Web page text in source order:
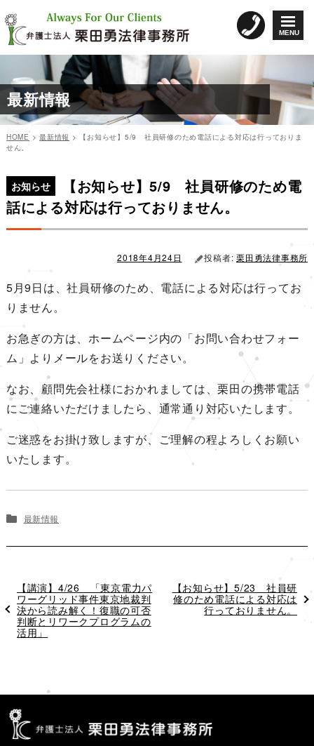
MENU
ン
テ
ン
へ
ス
キ
ッ
プ
最新情報
HOME >最新情報 >
【お知らせ】5/9 社員研修のため電話による対応は行っておりま
せん。
お知らせ
【お知らせ】5/9 社員研修のため電
話による対応は行っておりません。
日:
2018年4月24日 投稿者:栗田勇法律事務所
5月9日は、社員研修のため、電話による対応は行ってお
りません。
お急ぎの方は、ホームページ内の「お問い合わせフォー
ム」よりメールをお送りください。
なお、顧問先会社様におかれましては、栗田の携帯電話
にご連絡いただけましたら、通常通り対応いたします。
ご迷惑をお掛け致しますが、ご理解の程よろしくお願い
いたします。
ゴ
リ
ー
最新情報
稿
ナ
ビ
ョ
ン
過
去
の
投
稿
【講演】4/26 「東京電力パ
ワーグリッド事件東京地裁判
決から読み解く！復職の可否
判断とリワークプログラムの
活用」
次
の
【お知らせ】5/23 社員研
修のため電話による対応は
行っておりません。